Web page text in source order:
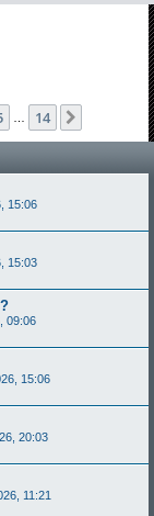
c
14
15:06
15:03
09:06
15:06
20:03
11:21